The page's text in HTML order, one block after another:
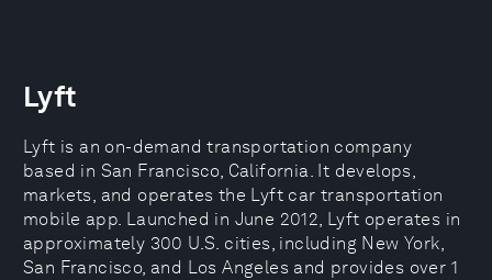
Lyft
Lyft is an on-demand transportation company
based in San Francisco, California. It develops,
markets, and operates the Lyft car transportation
mobile app. Launched in June 2012, Lyft operates in
approximately 300 U.S. cities, including New York,
San Francisco, and Los Angeles and provides over 1